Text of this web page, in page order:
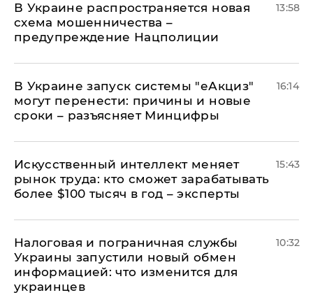
В Украине распространяется новая
схема мошенничества –
предупреждение Нацполиции
13:58
В Украине запуск системы "еАкциз"
могут перенести: причины и новые
сроки – разъясняет Минцифры
16:14
Искусственный интеллект меняет
рынок труда: кто сможет зарабатывать
более $100 тысяч в год – эксперты
15:43
Налоговая и пограничная службы
Украины запустили новый обмен
информацией: что изменится для
украинцев
10:32